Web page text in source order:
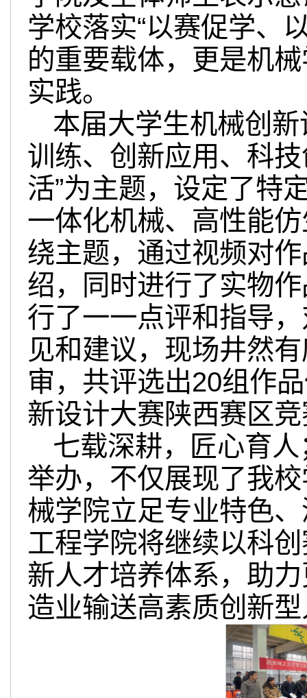
学校落实“以赛促学、
的重要载体，更是机
实践。
本届大学生机械创
训练、创新应用、科
活”为主题，设定了特
一体化机械、高性能
绕主题，通过视频对
绍，同时进行了实物
行了一一点评和指导
见和建议，现场井然
审，共评选出20组作
新设计大赛陕西赛区
七载深耕，匠心育
举办，不仅展现了我
械学院立足专业特色
工程学院将继续以科
新人才培养体系，助
造业输送高素质创新